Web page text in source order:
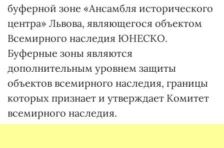
буферной зоне «Ансамбля исторического
центра» Львова, являющегося объектом
Всемирного наследия ЮНЕСКО.
Буферные зоны являются
дополнительным уровнем защиты
объектов всемирного наследия, границы
которых признает и утверждает Комитет
всемирного наследия.